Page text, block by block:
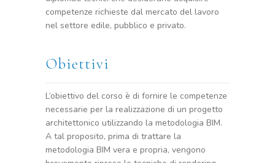
competenze richieste dal mercato del lavoro
nel settore edile, pubblico e privato.
Obiettivi
L’obiettivo del corso è di fornire le competenze
necessarie per la realizzazione di un progetto
architettonico utilizzando la metodologia BIM.
A tal proposito, prima di trattare la
metodologia BIM vera e propria, vengono